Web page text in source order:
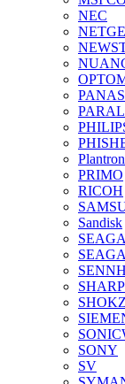
NEC
PRIMO
RICOH
Sandisk
SHARP
SHOKZ
SONY
SV